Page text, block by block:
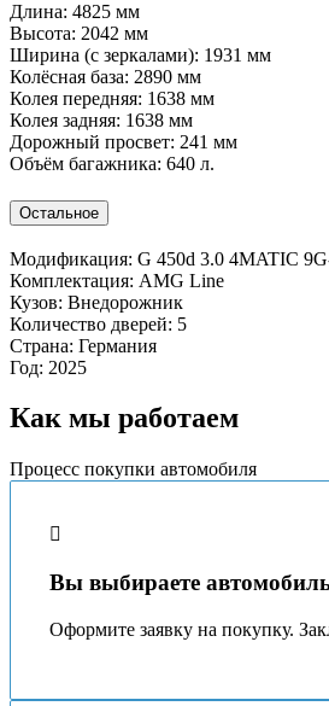
Длина: 4825 мм
Высота: 2042 мм
Ширина (с зеркалами): 1931 мм
Колёсная база: 2890 мм
Колея передняя: 1638 мм
Колея задняя: 1638 мм
Дорожный просвет: 241 мм
Объём багажника: 640 л.
Остальное
Модификация: G 450d 3.0 4MATIC
Комплектация: AMG Line
Кузов: Внедорожник
Количество дверей: 5
Страна: Германия
Год: 2025
Как мы работаем
Процесс покупки автомобиля
Вы выбираете
Оформите заявку на покупку.